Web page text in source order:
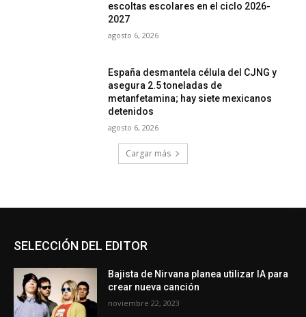
escoltas escolares en el ciclo 2026-
2027
agosto 6, 2026
España desmantela célula del CJNG y
asegura 2.5 toneladas de
metanfetamina; hay siete mexicanos
detenidos
agosto 6, 2026
Cargar más
SELECCIÓN DEL EDITOR
Bajista de Nirvana planea utilizar IA para
crear nueva canción
noviembre 22, 2023